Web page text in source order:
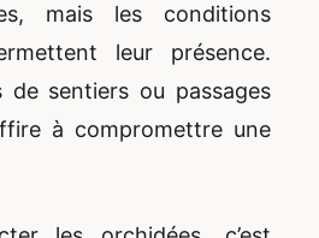
mais les conditions
leur présence.
de sentiers ou passages
à compromettre une